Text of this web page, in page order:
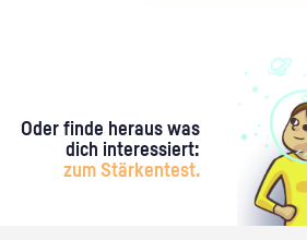
Oder finde heraus was
dich interessiert:
zum Stärkentest.